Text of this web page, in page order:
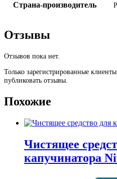
Страна-производитель
Отзывы
Отзывов пока нет.
Только зарегистрированные
публиковать отзывы.
Похожие
Чистящее
капучинатора